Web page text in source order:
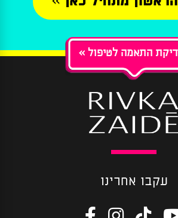
התאמה לטיפול
עקבו אחרינו